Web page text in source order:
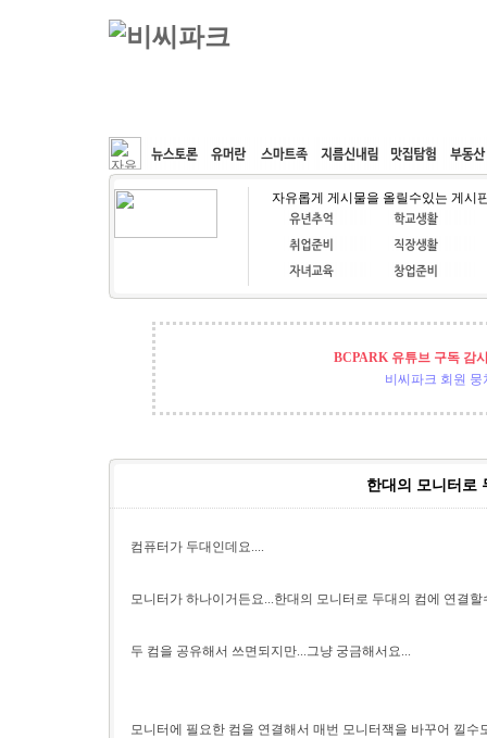
커뮤니티 속도패치 웹호스팅 공동구매
자유롭게 게시물을 올릴수있는 게시
BCPARK 유튜브 구독 감
비씨파크 회원 뭉
한대의 모니터로
컴퓨터가 두대인데요....
모니터가 하나이거든요...한대의 모니터로 두대의 컴에 연결할
두 컴을 공유해서 쓰면되지만...그냥 궁금해서요...
모니터에 필요한 컴을 연결해서 매번 모니터잭을 바꾸어 낄수